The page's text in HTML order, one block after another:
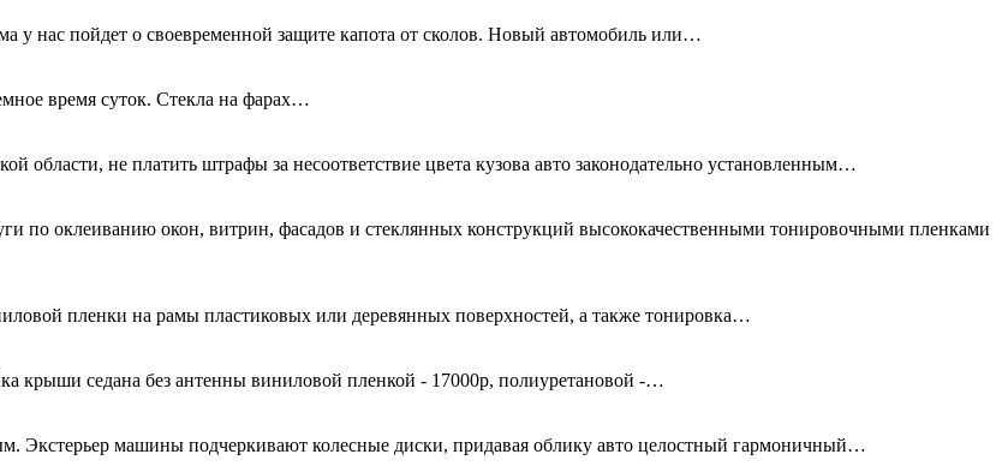
у нас пойдет о своевременной защите капота от сколов. Новый автомобиль или…
время суток. Стекла на фарах…
области, не платить штрафы за несоответствие цвета кузова авто законодательно установленным…
по оклеиванию окон, витрин, фасадов и стеклянных конструкций высококачественными тонировочными пленками
пленки на рамы пластиковых или деревянных поверхностей, а также тонировка…
крыши седана без антенны виниловой пленкой - 17000р, полиуретановой -…
Экстерьер машины подчеркивают колесные диски, придавая облику авто целостный гармоничный…